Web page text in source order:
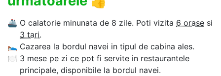
🚢 O calatorie minunata de 8 zile. Poti vizita 6 orase si
3 tari.
🛌 Cazarea la bordul navei in tipul de cabina ales.
🍽 3 mese pe zi ce pot fi servite in restaurantele
principale, disponibile la bordul navei.